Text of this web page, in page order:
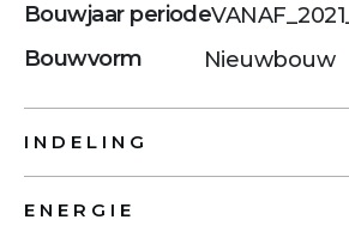
Bouwjaar periode
Bouwvorm
Nieuwbouw
INDELING
ENERGIE